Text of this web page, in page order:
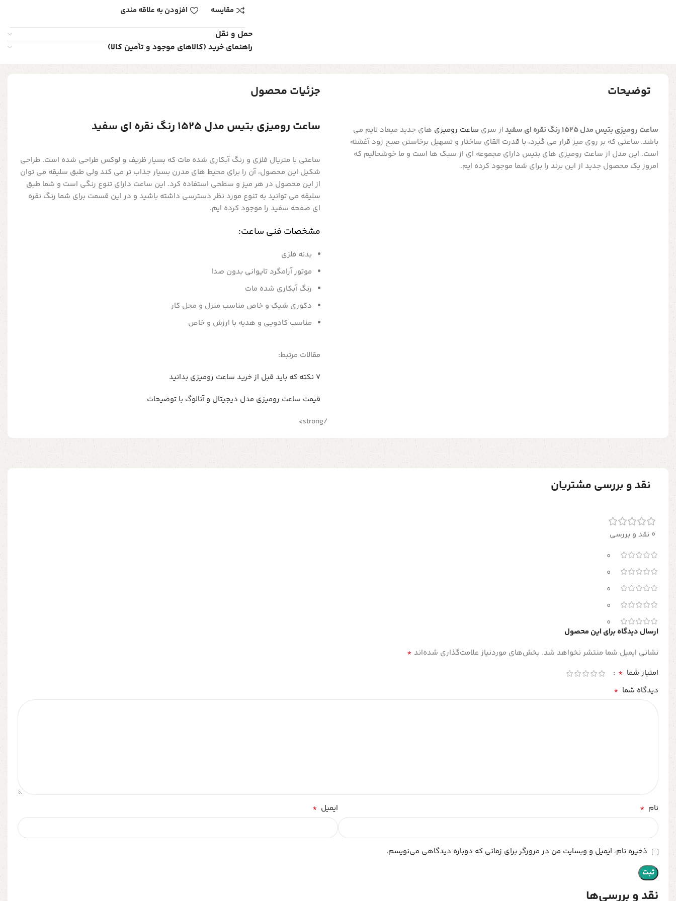
مقایسه افزودن به علاقه مندی
حمل و نقل
راهنمای خرید (کالاهای موجود و تأمین کالا)
توضیحات
ساعت رومیزی بتیس مدل 1525 رنگ نقره ای سفید از سری ساعت رومیزی های جدید میعاد تایم می
باشد. ساعتی که بر روی میز قرار می گیرد، با قدرت القای ساختار و تسهیل برخاستن صبح زود آغشته
است. این مدل از ساعت رومیزی های بتیس دارای مجموعه ای از سبک ها است و ما خوشحالیم که
امروز یک محصول جدید از این برند را برای شما موجود کرده ایم.
جزئیات محصول
ساعت رومیزی بتیس مدل 1525 رنگ نقره ای سفید
ساعتی با متریال فلزی و رنگ آبکاری شده مات که بسیار ظریف و لوکس طراحی شده است. طراحی
شکیل این محصول، آن را برای محیط های مدرن بسیار جذاب تر می کند ولی طبق سلیقه می توان
از این محصول در هر میز و سطحی استفاده کرد. این ساعت دارای تنوع رنگی است و شما طبق
سلیقه می توانید به تنوع مورد نظر دسترسی داشته باشید و در این قسمت برای شما رنگ نقره
ای صفحه سفید را موجود کرده ایم.
مشخصات فنی ساعت:
بدنه فلزی
موتور آرامگرد تایوانی بدون صدا
رنگ آبکاری شده مات
دکوری شیک و خاص مناسب منزل و محل کار
مناسب کادویی و هدیه با ارزش و خاص
مقالات مرتبط:
7 نکته که باید قبل از خرید ساعت رومیزی بدانید
قیمت ساعت رومیزی مدل دیجیتال و آنالوگ با توضیحات
/strong>
نقد و بررسی مشتریان
0 نقد و بررسی
0
0
0
0
0
نقد و بررسی‌ها
ارسال دیدگاه برای این محصول
نشانی ایمیل شما منتشر نخواهد شد. بخش‌های موردنیاز علامت‌گذاری شده‌اند *
امتیاز شما *
دیدگاه شما *
نام * ایمیل *
ذخیره نام، ایمیل و وبسایت من در مرورگر برای زمانی که دوباره دیدگاهی می‌نویسم.